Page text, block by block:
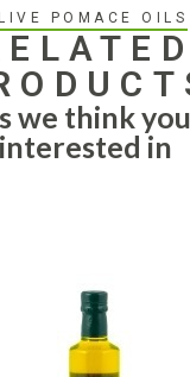
POMACE OILS
we think
interested in